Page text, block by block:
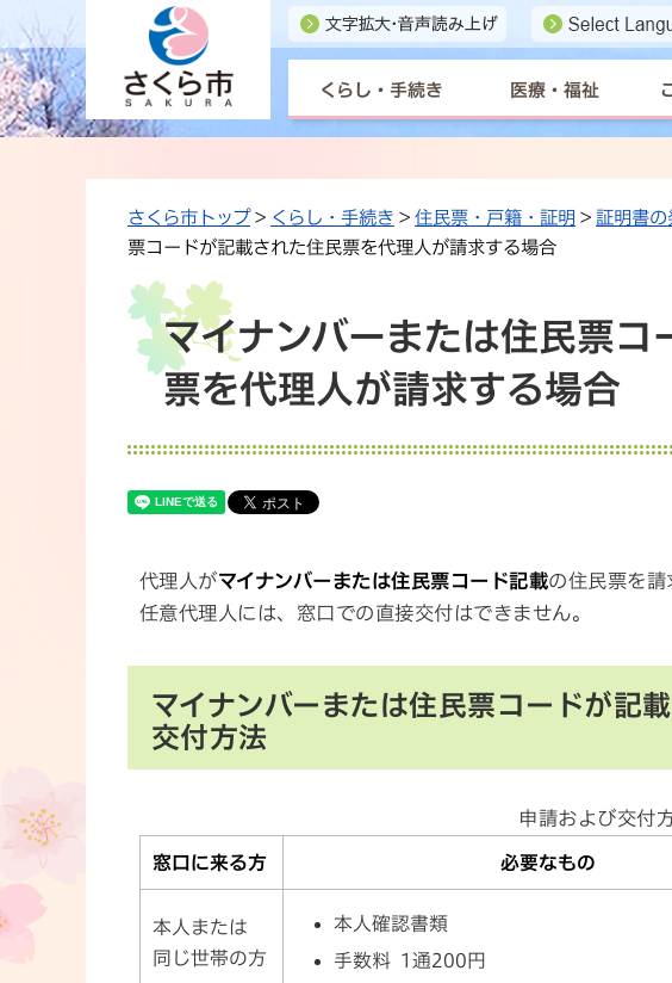
くらし・手続き 医療・福祉
さくら市トップ> くらし・手続き > 住民票・戸籍・証明 > 証明書の
票コードが記載された住民票を代理人が請求する場合
マイナンバーまたは住民票コ
票を代理人が請求する場合
代理人がマイナンバーまたは住民票コード記載の住民票を請
任意代理人には、窓口での直接交付はできません。
マイナンバーまたは住民票コードが記
交付方法
申請および交付
窓口に来る方 必要なもの
本人または
同じ世帯の方
本人確認書類
手数料 1通200円